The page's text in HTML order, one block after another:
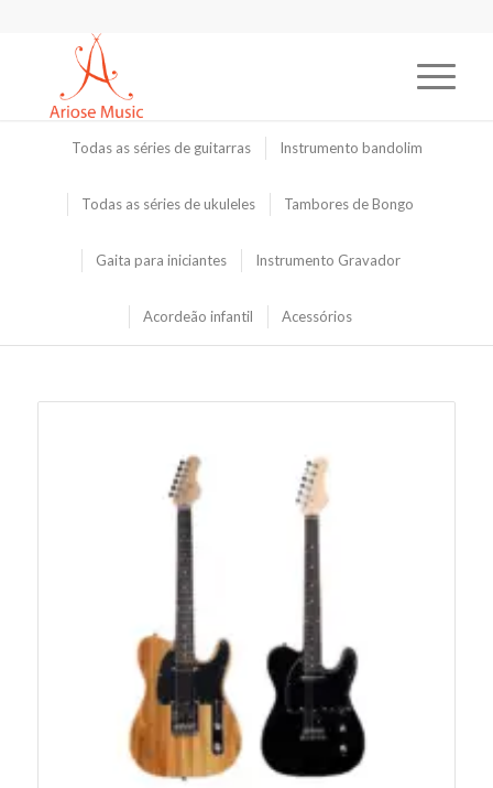
Todas as séries de guitarras Instrumento bandolim
Todas as séries de ukuleles Tambores de Bongo
Gaita para iniciantes Instrumento Gravador
Acordeão infantil Acessórios